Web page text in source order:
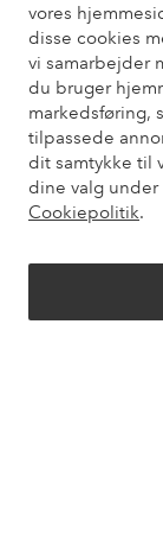
vores
disse cookies
vi samarbejder
du bruger
markedsføring,
tilpassede
dit samtykke til
dine valg
Cookiepolitik.
Du kan finde svar
Du kan også
Kundeservice
Mine sider
Om Ellos